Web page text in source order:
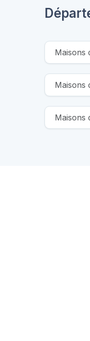
Maisons
Maisons
Maisons